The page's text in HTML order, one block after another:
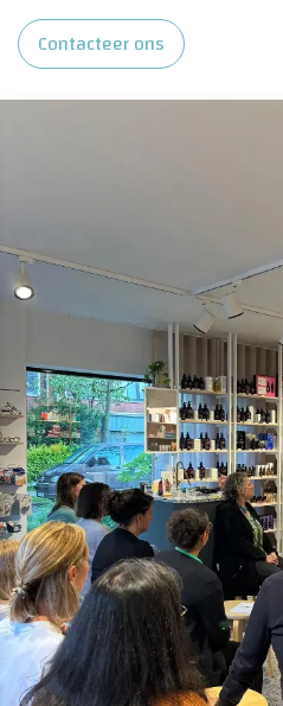
Contacteer ons